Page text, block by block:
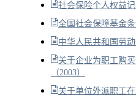
社会保险个人权益记
全国社会保障基金条
中华人民共和国劳
关于企业为职工购
（2003）
关于单位外派职工